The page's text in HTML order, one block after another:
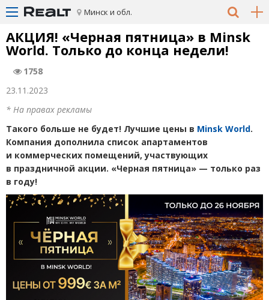
Минск и обл.
АКЦИЯ! «Черная пятница» в Minsk
World. Только до конца недели!
1758
23.11.2023
* На правах рекламы
Такого больше не будет! Лучшие цены в Minsk World.
Компания дополнила список апартаментов
и коммерческих помещений, участвующих
в праздничной акции. «Черная пятница» — только раз
в году!